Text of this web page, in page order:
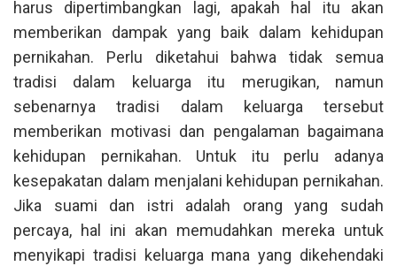
harus dipertimbangkan lagi, apakah hal itu akan
memberikan dampak yang baik dalam kehidupan
pernikahan. Perlu diketahui bahwa tidak semua
tradisi dalam keluarga itu merugikan, namun
sebenarnya tradisi dalam keluarga tersebut
memberikan motivasi dan pengalaman bagaimana
kehidupan pernikahan. Untuk itu perlu adanya
kesepakatan dalam menjalani kehidupan pernikahan.
Jika suami dan istri adalah orang yang sudah
percaya, hal ini akan memudahkan mereka untuk
menyikapi tradisi keluarga mana yang dikehendaki